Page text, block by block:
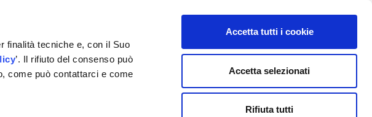
finalità tecniche e, con il Suo
’. Il rifiuto del consenso può
come può contattarci e come
Accetta tutti i cookie
Accetta selezionati
Rifiuta tutti
ACCEDI E CONTATTACI